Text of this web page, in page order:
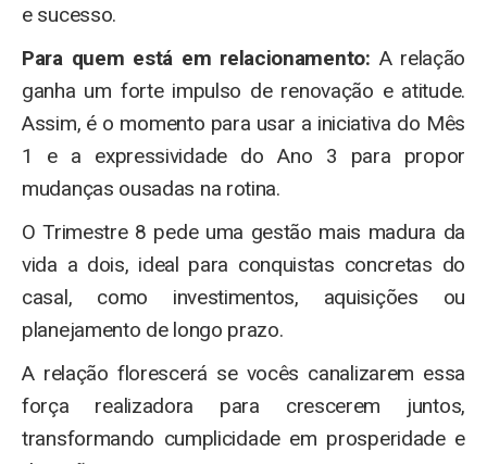
e sucesso.
Para quem está em relacionamento: A relação
ganha um forte impulso de renovação e atitude.
Assim, é o momento para usar a iniciativa do Mês
1 e a expressividade do Ano 3 para propor
mudanças ousadas na rotina.
O Trimestre 8 pede uma gestão mais madura da
vida a dois, ideal para conquistas concretas do
casal, como investimentos, aquisições ou
planejamento de longo prazo.
A relação florescerá se vocês canalizarem essa
força realizadora para crescerem juntos,
transformando cumplicidade em prosperidade e